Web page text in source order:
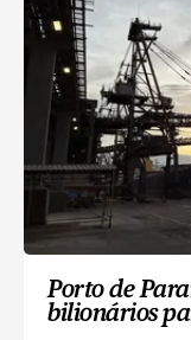
Porto de
bilionários